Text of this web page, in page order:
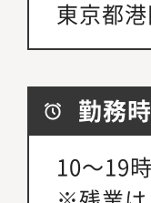
東京都
勤務
10～19